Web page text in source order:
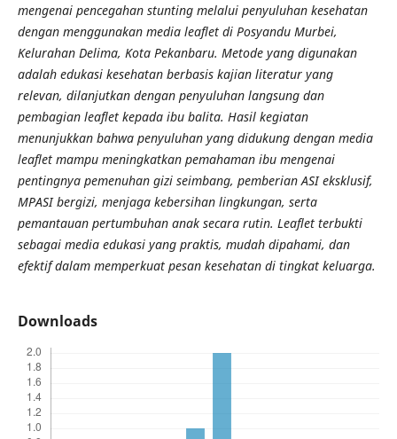
mengenai pencegahan stunting melalui penyuluhan kesehatan
dengan menggunakan media leaflet di Posyandu Murbei,
Kelurahan Delima, Kota Pekanbaru. Metode yang digunakan
adalah edukasi kesehatan berbasis kajian literatur yang
relevan, dilanjutkan dengan penyuluhan langsung dan
pembagian leaflet kepada ibu balita. Hasil kegiatan
menunjukkan bahwa penyuluhan yang didukung dengan media
leaflet mampu meningkatkan pemahaman ibu mengenai
pentingnya pemenuhan gizi seimbang, pemberian ASI eksklusif,
MPASI bergizi, menjaga kebersihan lingkungan, serta
pemantauan pertumbuhan anak secara rutin. Leaflet terbukti
sebagai media edukasi yang praktis, mudah dipahami, dan
efektif dalam memperkuat pesan kesehatan di tingkat keluarga.
Downloads